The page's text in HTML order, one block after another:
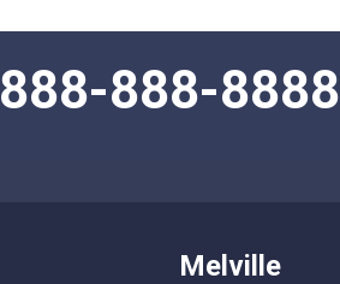
888-888-8888
Melville